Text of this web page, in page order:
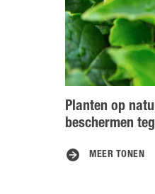
Planten op
beschermen
MEER TONEN